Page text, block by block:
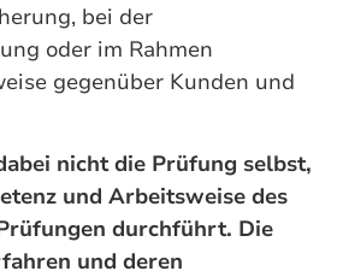
bei der
oder im Rahmen
gegenüber Kunden und
nicht die Prüfung selbst,
und Arbeitsweise des
durchführt. Die
und deren